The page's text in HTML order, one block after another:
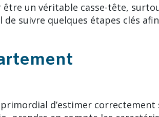
un véritable casse-tête,
suivre quelques étapes clés
d’estimer correctement